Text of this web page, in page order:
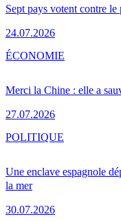
Sept pays votent contre
24.07.2026
Merci la Chine : elle a
27.07.2026
ÉCONOMIE
Une enclave espagnole
la mer
30.07.2026
POLITIQUE